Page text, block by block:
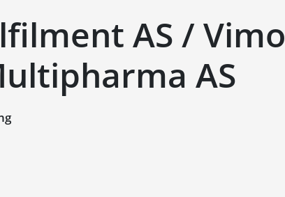
AS / Vimo
AS